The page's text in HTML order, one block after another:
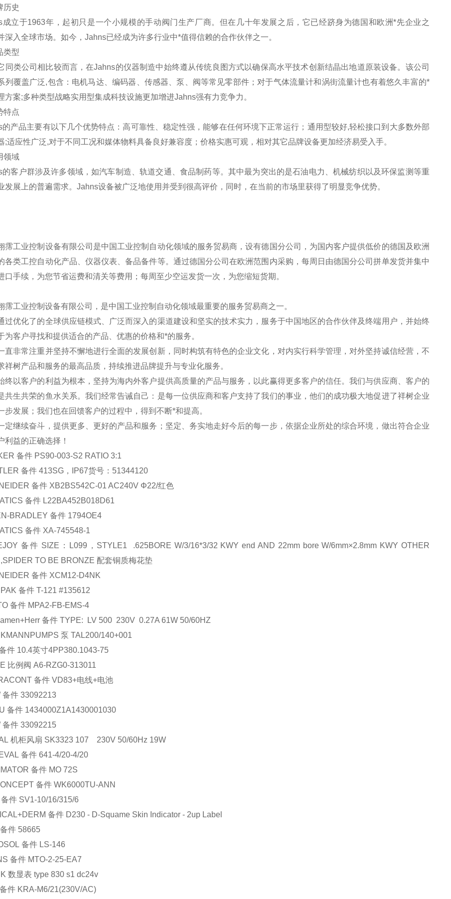
历史
成立于1963年，起初只是一个小规模的手动阀门生产厂商。但在几十年发展之后，它已经跻身为德国和欧洲*先企业之
深入全球市场。如今，Jahns已经成为许多行业中*值得信赖的合作伙伴之一。
类型
同类公司相比较而言，在Jahns的仪器制造中始终遵从传统良图方式以确保高水平技术创新结晶出地道原装设备。该公司
列覆盖广泛,包含：电机马达、编码器、传感器、泵、阀等常见零部件；对于气体流量计和涡街流量计也有着悠久丰富的*
方案;多种类型战略实用型集成科技设施更加增进Jahns强有力竞争力。
特点
的产品主要有以下几个优势特点：高可靠性、稳定性强，能够在任何环境下正常运行；通用型较好,轻松接口到大多数外部
;适应性广泛,对于不同工况和媒体物料具备良好兼容度；价格实惠可观，相对其它品牌设备更加经济易受入手。
领域
的客户群涉及许多领域，如汽车制造、轨道交通、食品制药等。其中最为突出的是石油电力、机械纺织以及环保监测等重
发展上的普遍需求。Jahns设备被广泛地使用并受到很高评价，同时，在当前的市场里获得了明显竞争优势。
霈工业控制设备有限公司是中国工业控制自动化领域的服务贸易商，设有德国分公司，为国内客户提供低价的德国及欧洲
各类工控自动化产品、仪器仪表、备品备件等。通过德国分公司在欧洲范围内采购，每周日由德国分公司拼单发货并集中
口手续，为您节省运费和清关等费用；每周至少空运发货一次，为您缩短货期。
霈工业控制设备有限公司，是中国工业控制自动化领域最重要的服务贸易商之一。
过优化了的全球供应链模式、广泛而深入的渠道建设和坚实的技术实力，服务于中国地区的合作伙伴及终端用户，并始终
为客户寻找和提供适合的产品、优惠的价格和*的服务。
直非常注重并坚持不懈地进行全面的发展创新，同时构筑有特色的企业文化，对内实行科学管理，对外坚持诚信经营，不
祥树产品和服务的最高品质，持续推进品牌提升与专业化服务。
终以客户的利益为根本，坚持为海内外客户提供高质量的产品与服务，以此赢得更多客户的信任。我们与供应商、客户的
共生共荣的鱼水关系。我们经常告诫自己：是每一位供应商和客户支持了我们的事业，他们的成功极大地促进了祥树企业
步发展；我们也在回馈客户的过程中，得到不断*和提高。
定继续奋斗，提供更多、更好的产品和服务；坚定、务实地走好今后的每一步，依据企业所处的综合环境，做出符合企业
利益的正确选择！
备件 PS90-003-S2 RATIO 3:1
备件 413SG ， IP67货号： 51344120
备件 XB2BS542C-01 AC240V Φ22/红色
备件 L22BA452B018D61
BRADLEY 备件 1794OE4
备件 XA-745548-1
备件 SIZE ： L099 ， STYLE1 .625BORE W/3/16*3/32 KWY end AND 22mm bore W/6mm×2.8mm KWY OTHER
TO BE BRONZE 配套铜质梅花垫
备件 XCM12-D4NK
备件 T-121 #135612
备件 MPA2-FB-EMS-4
备件 TYPE: LV 500 230V 0.27A 61W 50/60HZ
泵 TAL200/140+001
件 10.4英寸4PP380.1043-75
比例阀 A6-RZG0-313011
备件 VD83+电线+电池
备件 33092213
备件 1434000Z1A1430001030
备件 33092215
机柜风扇 SK3323 107 230V 50/60Hz 19W
备件 641-4/20-4/20
备件 MO 72S
备件 WK6000TU-ANN
备件 SV1-10/16/315/6
备件 D230 - D-Squame Skin Indicator - 2up Label
备件 58665
备件 LS-146
备件 MTO-2-25-EA7
数显表 type 830 s1 dc24v
备件 KRA-M6/21(230V/AC)